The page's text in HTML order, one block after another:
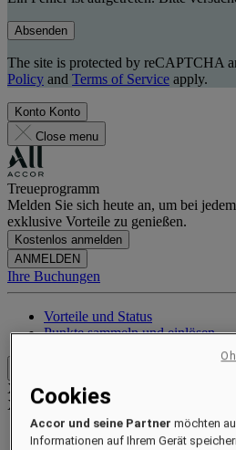
Absenden
The site is protected by reCAPTCHA
Policy and Terms of Service apply.
Konto Konto
Close menu
Treueprogramm
Melden Sie sich heute an, um bei
exklusive Vorteile zu genießen.
Kostenlos anmelden
ANMELDEN
Ihre Buchungen
Vorteile und Status
Punkte sammeln und einlösen
Xxxx Xxxxxxxxx
XXXXXX X XXXXXXXX X
Cookies
Accor und seine Partner möchten
Informationen auf Ihrem Gerät